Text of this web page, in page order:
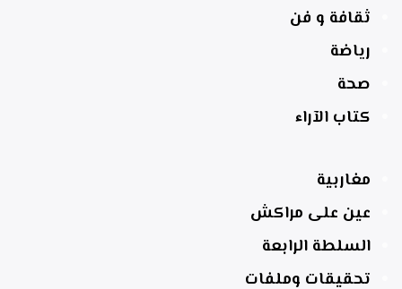
ثقافة و فن
رياضة
صحة
كتاب الآراء
مغاربية
عين على مراكش
السلطة الرابعة
تحقيقات وملفات